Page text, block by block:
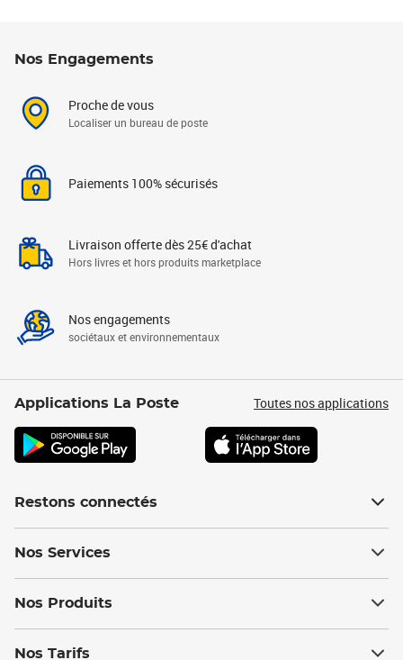
Nos Engagements
Proche de vous
Localiser un bureau de poste
Paiements 100% sécurisés
Livraison offerte dès 25€ d'achat
Hors livres et hors produits marketplace
Nos engagements
sociétaux et environnementaux
Applications La Poste Toutes nos applications
Restons connectés
Nos Services
Nos Produits
Nos Tarifs